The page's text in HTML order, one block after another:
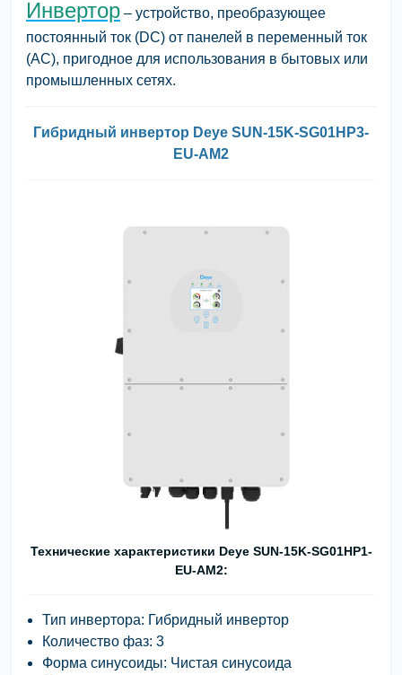
Инвертор – устройство, преобразующее
постоянный ток (DC) от панелей в переменный ток
(AC), пригодное для использования в бытовых или
промышленных сетях.
Гибридный инвертор Deye SUN-15K-SG01HP3-
EU-AM2
Технические характеристики Deye SUN-15K-SG01HP1-
EU-AM2:
Тип инвертора: Гибридный инвертор
Количество фаз: 3
Форма синусоиды: Чистая синусоида